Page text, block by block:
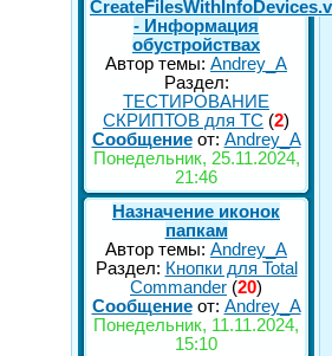
- Информация
обустройствах
Автор темы: Andrey_A
Раздел:
ТЕСТИРОВАНИЕ
СКРИПТОВ для TC (2)
Сообщениеот: Andrey_A
Понедельник, 25.11.2024,
21:46
Назначение иконок
папкам
Автор темы: Andrey_A
Раздел: Кнопки для Total
Commander (20)
Сообщениеот: Andrey_A
Понедельник, 11.11.2024,
15:10